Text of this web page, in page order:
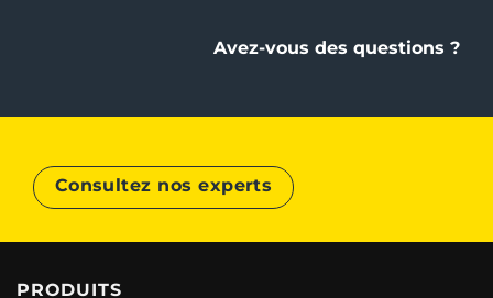
Avez-vous des questions ?
Consultez nos experts
PRODUITS